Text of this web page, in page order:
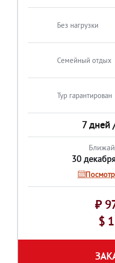
Без нагрузки
Семейный отдых
Тур гарантирован
7 дней
30
₽
$